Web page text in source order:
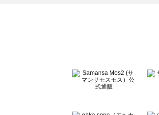
BETTY'S BLUE（べティーズブル
Wpc.（ワールドパーティー）の雑貨